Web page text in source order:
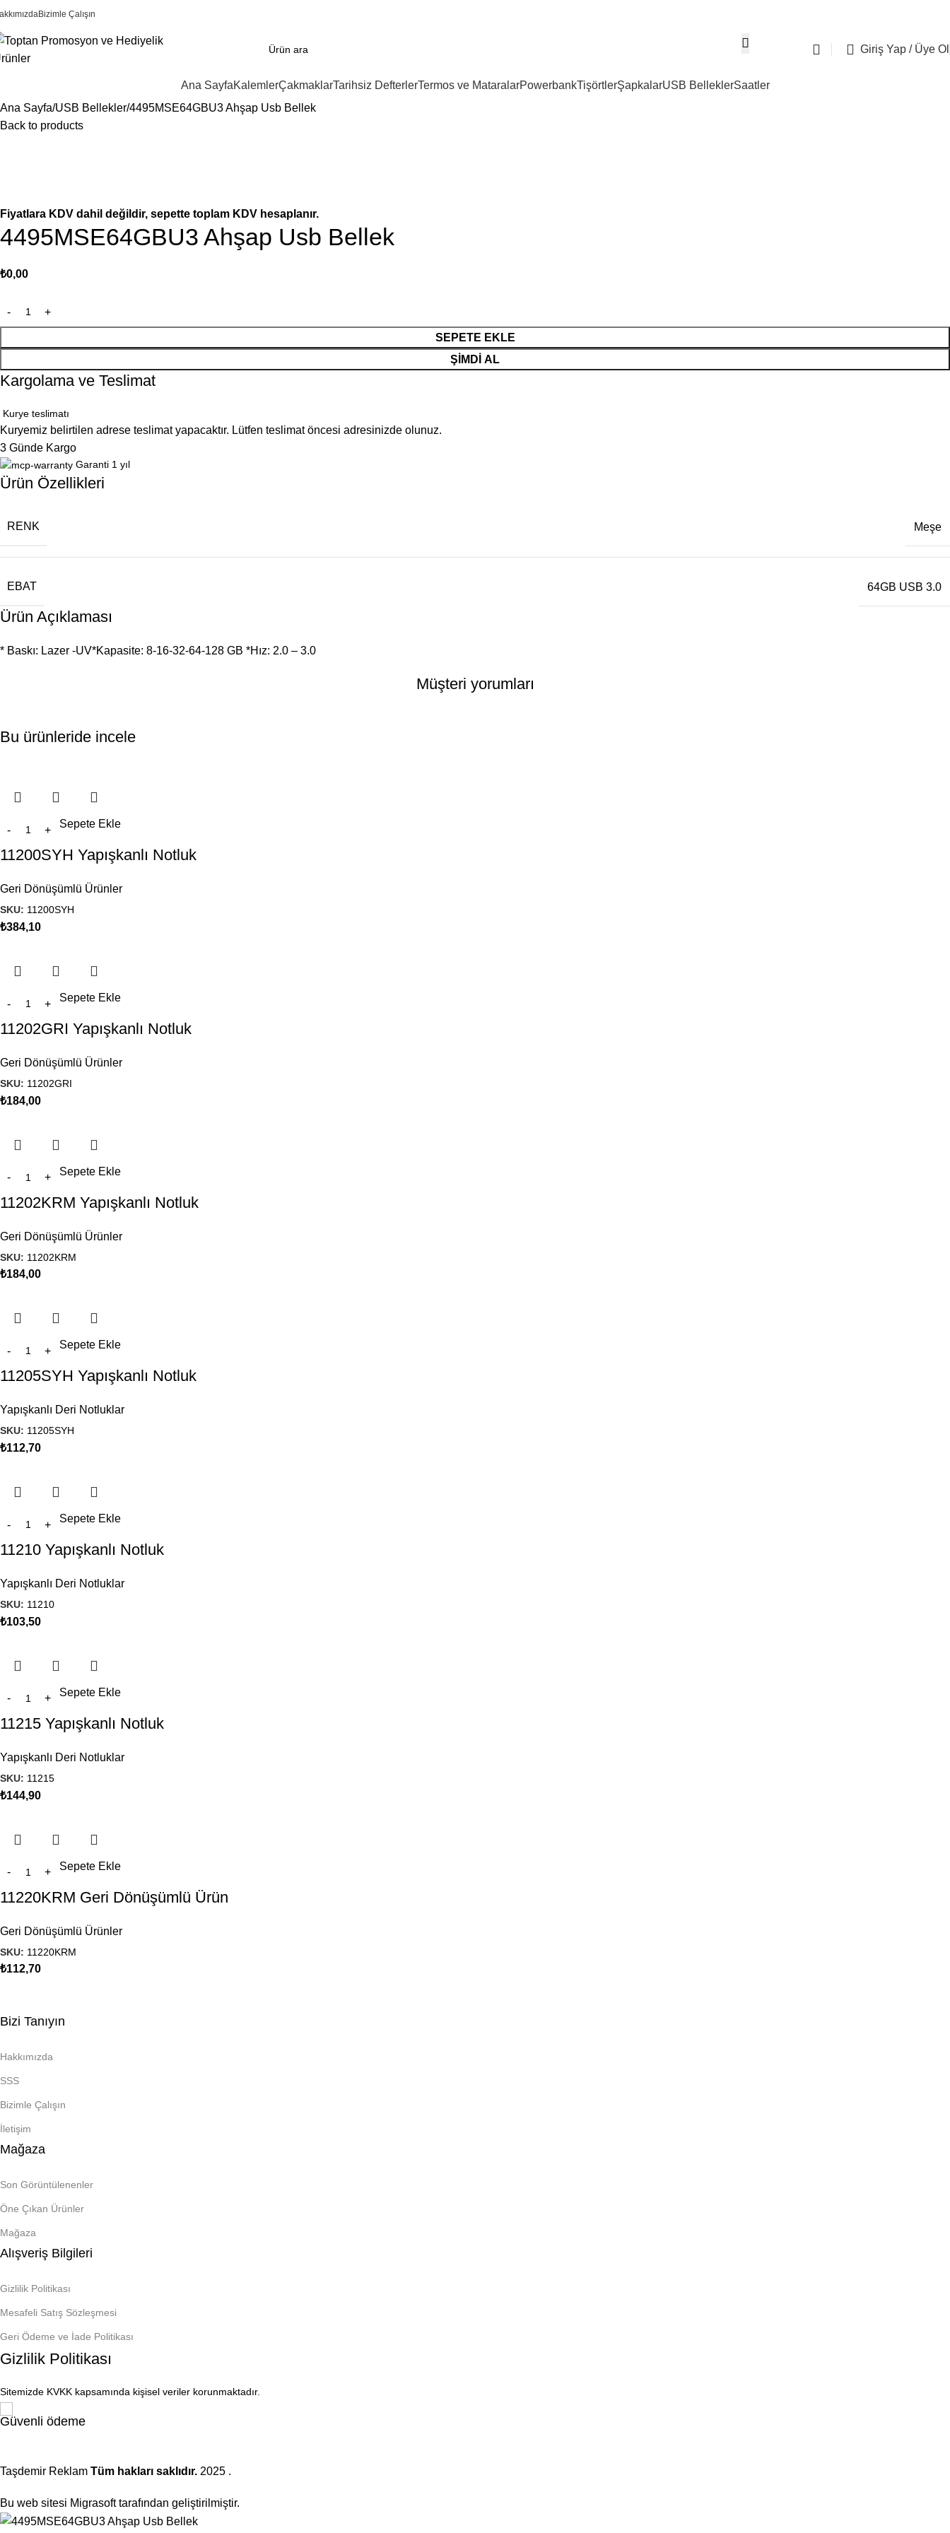
Bizimle Çalışın
Giriş Yap / Üye Ol
Ana SayfaKalemlerÇakmaklarTarihsiz DefterlerTermos ve MataralarPowerbankTişörtlerŞapkalarUSB BelleklerSaatler
Ana Sayfa USB Bellekler 4495MSE64GBU3 Ahşap Usb Bellek
Back to products
Fiyatlara KDV dahil değildir, sepette toplam KDV hesaplanır.
4495MSE64GBU3 Ahşap Usb Bellek
₺0,00
SEPETE EKLE
ŞIMDI AL
Kargolama ve Teslimat
Kurye teslimatı
Kuryemiz belirtilen adrese teslimat yapacaktır. Lütfen teslimat öncesi adresinizde olunuz.
3 Günde Kargo
Garanti 1 yıl
Ürün Özellikleri
RENK Meşe
EBAT 64GB USB 3.0
Ürün Açıklaması
* Baskı: Lazer -UV*Kapasite: 8-16-32-64-128 GB *Hız: 2.0 – 3.0
Müşteri yorumları
Bu ürünleride incele
Sepete Ekle
11200SYH Yapışkanlı Notluk
Geri Dönüşümlü Ürünler
SKU: 11200SYH
₺384,10
Sepete Ekle
11202GRI Yapışkanlı Notluk
Geri Dönüşümlü Ürünler
SKU: 11202GRI
₺184,00
Sepete Ekle
11202KRM Yapışkanlı Notluk
Geri Dönüşümlü Ürünler
SKU: 11202KRM
₺184,00
Sepete Ekle
11205SYH Yapışkanlı Notluk
Yapışkanlı Deri Notluklar
SKU: 11205SYH
₺112,70
Sepete Ekle
11210 Yapışkanlı Notluk
Yapışkanlı Deri Notluklar
SKU: 11210
₺103,50
Sepete Ekle
11215 Yapışkanlı Notluk
Yapışkanlı Deri Notluklar
SKU: 11215
₺144,90
Sepete Ekle
11220KRM Geri Dönüşümlü Ürün
Geri Dönüşümlü Ürünler
SKU: 11220KRM
₺112,70
Bizi Tanıyın
Hakkımızda
SSS
Bizimle Çalışın
İletişim
Mağaza
Son Görüntülenenler
Öne Çıkan Ürünler
Mağaza
Alışveriş Bilgileri
Gizlilik Politikası
Mesafeli Satış Sözleşmesi
Geri Ödeme ve İade Politikası
Gizlilik Politikası
Sitemizde KVKK kapsamında kişisel veriler korunmaktadır.
Güvenli ödeme
Taşdemir Reklam Tüm hakları saklıdır. 2025 .
Bu web sitesi Migrasoft tarafından geliştirilmiştir.